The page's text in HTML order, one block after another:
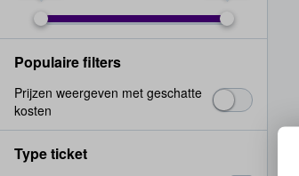
Populaire filters
Prijzen weergeven met geschatte
kosten
Type ticket